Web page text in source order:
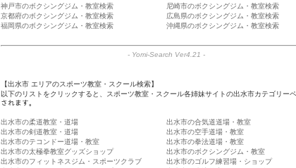
神戸市のボクシングジム・教室検索
尼崎市のボクシングジム・教室検索
京都府のボクシングジム・教室検索
広島県のボクシングジム・教室検索
福岡県のボクシングジム・教室検索
沖縄県のボクシングジム・教室検索
- Yomi-Search Ver4.21 -
【出水市 エリアのスポーツ教室・スクール検索】
以下のリストをクリックすると、スポーツ教室・スクール各姉妹サイトの出水市カテゴリー
されます。
出水市の柔道教室・道場
出水市の合気道道場・教室
出水市の剣道教室・道場
出水市の空手道場・教室
出水市のテコンドー道場・教室
出水市の拳法道場・教室
出水市の太極拳教室グッズショップ
出水市のボクシングジム・教室
出水市のフィットネスジム・スポーツクラブ
出水市のゴルフ練習場・ショップ